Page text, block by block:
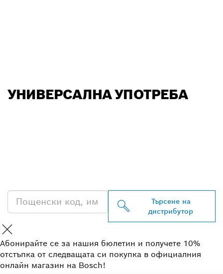
УНИВЕРСАЛНА УПОТРЕБА
Търсене на
дистрибутор
Абонирайте се за нашия бюлетин и получете 10%
отстъпка от следващата си покупка в официалния
онлайн магазин на Bosch!